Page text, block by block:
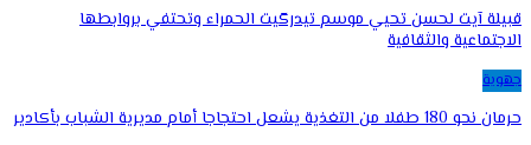
قبيلة آيت لحسن تحيي موسم تيدرگيت الحمراء وتحتفي بروابطها
الاجتماعية والثقافية
جهوية
حرمان نحو 180 طفلا من التغذية يشعل احتجاجا أمام مديرية الشباب بأكادير